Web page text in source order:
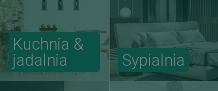
Kuchnia &
jadalnia
Sypialnia